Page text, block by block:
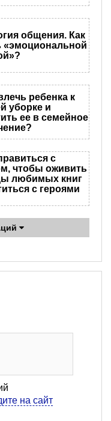
общения. Как
«эмоциональной
ребенка к
уборке и
ее в семейное
с
чтобы оживить
любимых книг
с героями
на сайт